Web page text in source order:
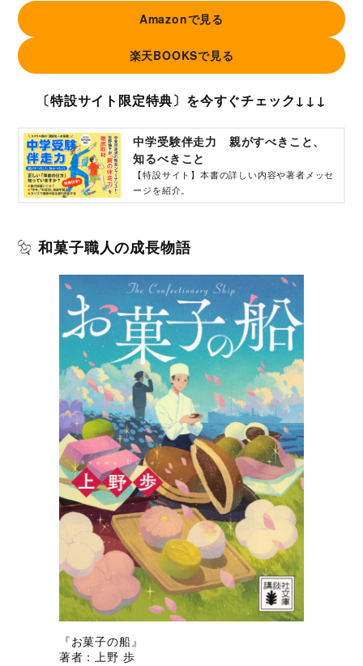
Amazonで見る
楽天BOOKSで見る
〔特設サイト限定特典〕を今すぐチェック↓↓↓
中学受験伴走力 親がすべきこと、
知るべきこと
【特設サイト】本書の詳しい内容や著者メッセ
ージを紹介。
和菓子職人の成長物語
『お菓子の船』
著者：上野 歩